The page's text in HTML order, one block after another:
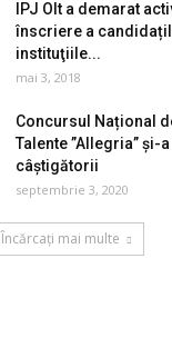
IPJ Olt a demarat
înscriere a
instituţiile...
mai 3, 2018
Concursul Național
Talente ”Allegria” și-
câștigătorii
septembrie 3, 2020
Încărcați mai multe